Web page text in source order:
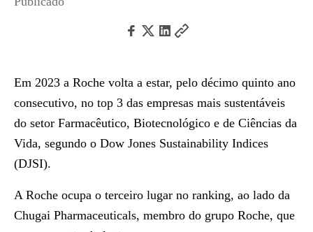
Em 2023 a Roche volta a estar, pelo décimo quinto ano
consecutivo, no top 3 das empresas mais sustentáveis
do setor Farmacêutico, Biotecnológico e de Ciências da
Vida, segundo o Dow Jones Sustainability Indices
(DJSI).
A Roche ocupa o terceiro lugar no ranking, ao lado da
Chugai Pharmaceuticals, membro do grupo Roche, que